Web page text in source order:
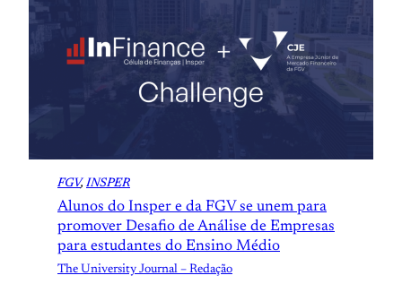
FGV, INSPER
Alunos do Insper e da FGV se unem para
promover Desafio de Análise de Empresas
para estudantes do Ensino Médio
The University Journal – Redação